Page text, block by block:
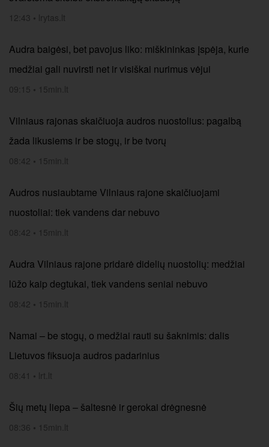
12:43 • lrytas.lt
Audra baigėsi, bet pavojus liko: miškininkas įspėja, kurie
medžiai gali nuvirsti net ir visiškai nurimus vėjui
09:15 • 15min.lt
Vilniaus rajonas skaičiuoja audros nuostolius: pagalbą
žada likusiems ir be stogų, ir be tvorų
08:42 • 15min.lt
Audros nusiaubtame Vilniaus rajone skaičiuojami
nuostoliai: tiek vandens dar nebuvo
08:42 • 15min.lt
Audra Vilniaus rajone pridarė didelių nuostolių: medžiai
lūžo kaip degtukai, tiek vandens seniai nebuvo
08:42 • 15min.lt
Namai – be stogų, o medžiai rauti su šaknimis: dalis
Lietuvos fiksuoja audros padarinius
08:41 • lrt.lt
Šių metų liepa – šaltesnė ir gerokai drėgnesnė
08:36 • 15min.lt